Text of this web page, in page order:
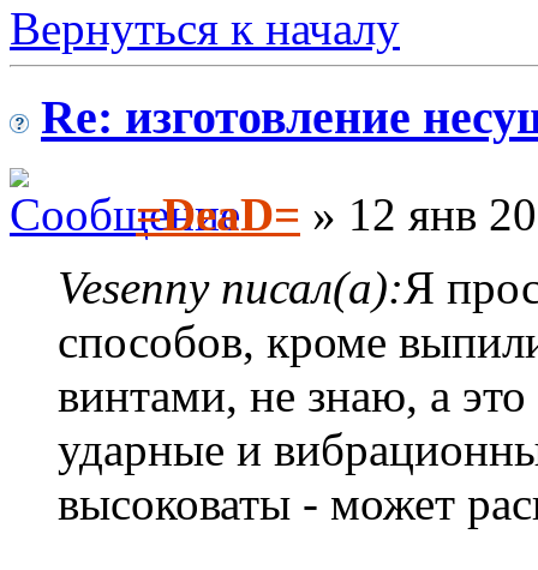
Вернуться к началу
Re: изготовление
=DeaD= » 12 янв
Vesenny писал(а):Я
способов, кроме
винтами, не знаю, а
ударные и
высоковаты - может